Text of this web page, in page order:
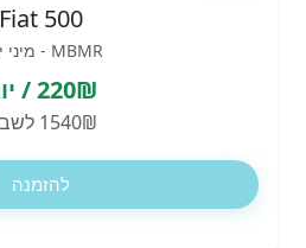
Fiat 500
MBMR - מיני ידני
220₪ / יום
1540₪ לשבוע
להזמנה